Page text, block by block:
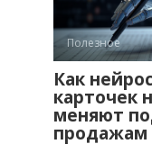
Полезное
Как
карточек
меняют
продажам